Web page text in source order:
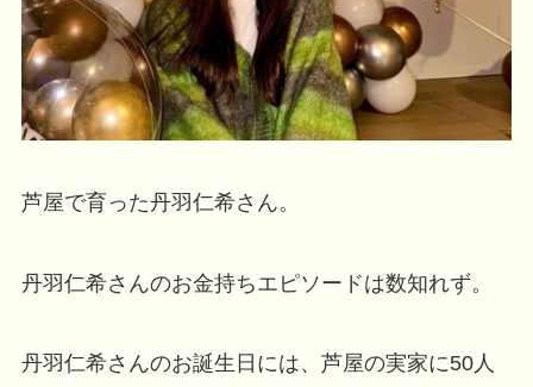
芦屋で育った丹羽仁希さん。
丹羽仁希さんのお金持ちエピソードは数知れず。
丹羽仁希さんのお誕生日には、芦屋の実家に50人